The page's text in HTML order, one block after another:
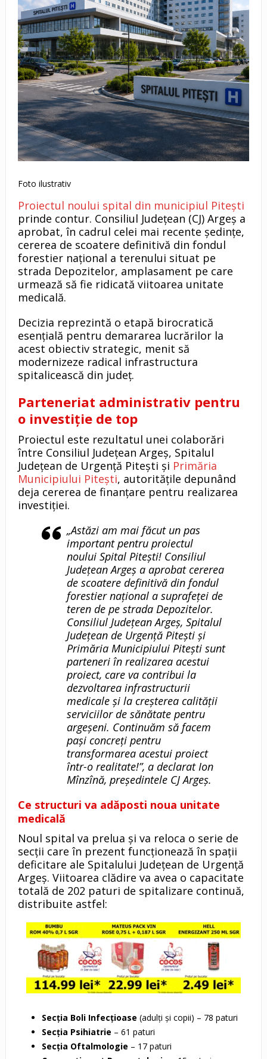
Foto ilustrativ
Proiectul noului spital din municipiul Pitești
prinde contur. Consiliul Județean (CJ) Argeș a
aprobat, în cadrul celei mai recente ședințe,
cererea de scoatere definitivă din fondul
forestier național a terenului situat pe
strada Depozitelor, amplasament pe care
urmează să fie ridicată viitoarea unitate
medicală.
Decizia reprezintă o etapă birocratică
esențială pentru demararea lucrărilor la
acest obiectiv strategic, menit să
modernizeze radical infrastructura
spitalicească din județ.
Parteneriat administrativ pentru
o investiție de top
Proiectul este rezultatul unei colaborări
între Consiliul Județean Argeș, Spitalul
Județean de Urgență Pitești și Primăria
Municipiului Pitești, autoritățile depunând
deja cererea de finanțare pentru realizarea
investiției.
„Astăzi am mai făcut un pas
important pentru proiectul
noului Spital Pitești! Consiliul
Județean Argeș a aprobat cererea
de scoatere definitivă din fondul
forestier național a suprafeței de
teren de pe strada Depozitelor.
Consiliul Județean Argeș, Spitalul
Județean de Urgență Pitești și
Primăria Municipiului Pitești sunt
parteneri în realizarea acestui
proiect, care va contribui la
dezvoltarea infrastructurii
medicale și la creșterea calității
serviciilor de sănătate pentru
argeșeni. Continuăm să facem
pași concreți pentru
transformarea acestui proiect
într-o realitate!”, a declarat Ion
Mînzînă, președintele CJ Argeș.
Ce structuri va adăposti noua unitate
medicală
Noul spital va prelua și va reloca o serie de
secții care în prezent funcționează în spații
deficitare ale Spitalului Județean de Urgență
Argeș. Viitoarea clădire va avea o capacitate
totală de 202 paturi de spitalizare continuă,
distribuite astfel:
Secția Boli Infecțioase (adulți și copii) – 78 paturi
Secția Psihiatrie – 61 paturi
Secția Oftalmologie – 17 paturi